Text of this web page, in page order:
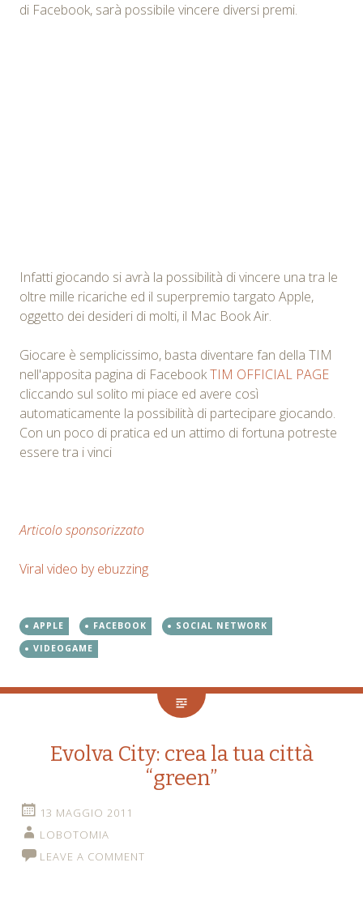
di Facebook, sarà possibile vincere diversi premi.
Infatti giocando si avrà la possibilità di vincere una tra le
oltre mille ricariche ed il superpremio targato Apple,
oggetto dei desideri di molti, il Mac Book Air.
Giocare è semplicissimo, basta diventare fan della TIM
nell'apposita pagina di FacebookTIM OFFICIAL PAGE
cliccando sul solito mi piace ed avere così
automaticamente la possibilità di partecipare giocando.
Con un poco di pratica ed un attimo di fortuna potreste
essere tra i vinci
Articolo sponsorizzato
Viral video by ebuzzing
APPLE FACEBOOK
SOCIAL NETWORK
VIDEOGAME
Evolva City: crea la tua città
“green”
13 MAGGIO 2011
LOBOTOMIA
LEAVE A COMMENT